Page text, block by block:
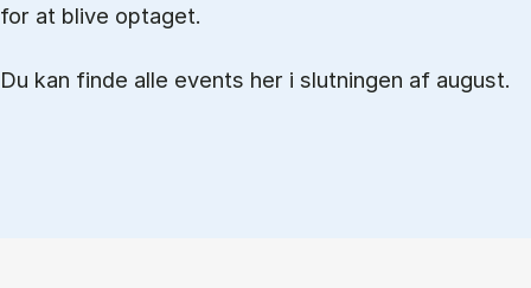
for at blive optaget.
Du kan finde alle events her i slutningen af august.